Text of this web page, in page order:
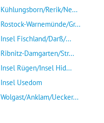
Kühlungsborn/Rerik/Ne...
Rostock-Warnemünde/Gr...
Insel Fischland/Darß/...
Ribnitz-Damgarten/Str...
Insel Rügen/Insel Hid...
Insel Usedom
Wolgast/Anklam/Uecker...